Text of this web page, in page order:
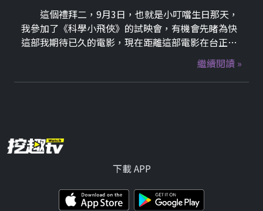
這個禮拜二，9月3日，也就是小叮噹生日那天，
我參加了《科學小飛俠》的試映會，有機會先睹為快
這部我期待已久的電影，現在距離這部電影在台正式
上映的日子還有一個星期，就讓我先和大家分享我的
繼續閱讀 »
下載 APP